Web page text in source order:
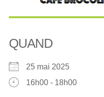
QUAND
25 mai 2025
16h00 - 18h00